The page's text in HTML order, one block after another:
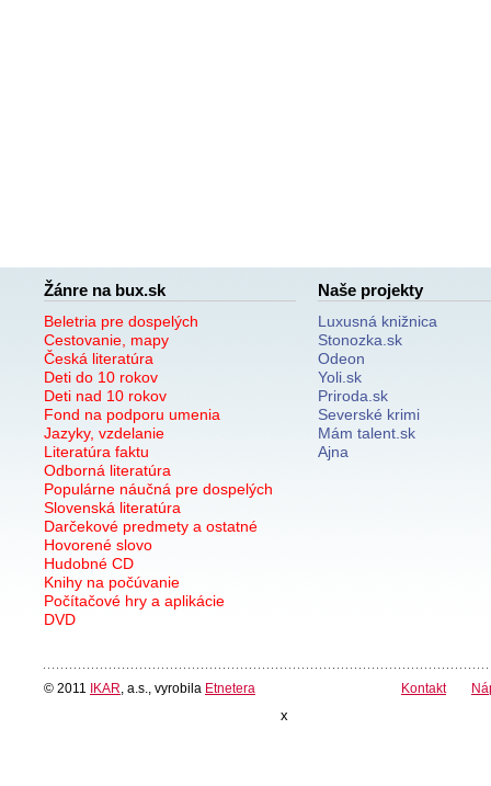
Žánre na bux.sk
Beletria pre dospelých
Cestovanie, mapy
Česká literatúra
Deti do 10 rokov
Deti nad 10 rokov
Fond na podporu umenia
Jazyky, vzdelanie
Literatúra faktu
Odborná literatúra
Populárne náučná pre dospelých
Slovenská literatúra
Darčekové predmety a ostatné
Hovorené slovo
Hudobné CD
Knihy na počúvanie
Počítačové hry a aplikácie
DVD
Naše projekty
Luxusná knižnica
Stonozka.sk
Odeon
Yoli.sk
Priroda.sk
Severské krimi
Mám talent.sk
Ajna
© 2011 IKAR , a.s., vyrobila Etnetera Kontakt
x